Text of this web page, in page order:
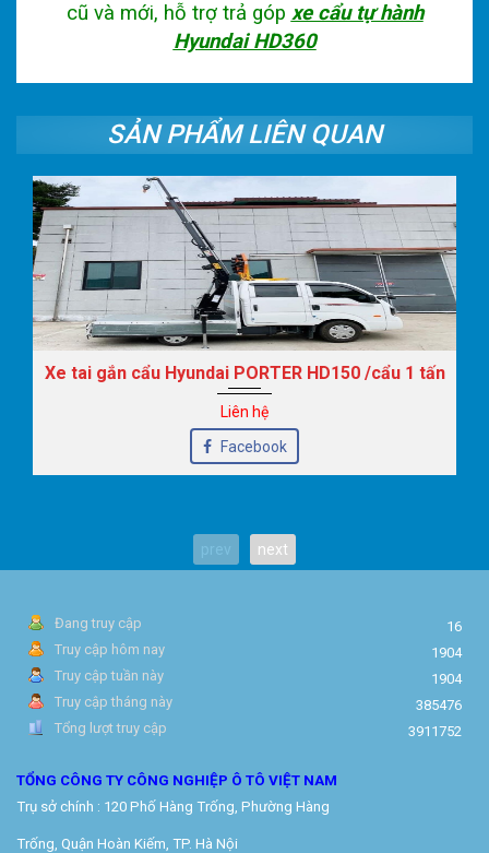
cũ và mới, hỗ trợ trả góp xe cẩu tự hành
Hyundai HD360
SẢN PHẨM LIÊN QUAN
Xe tai gắn cẩu Hyundai PORTER HD150 /cẩu 1 tấn
Liên hệ
Facebook
next
Đang truy cập
16
Truy cập hôm nay
1904
Truy cập tuần này
1904
Truy cập tháng này
385476
Tổng lượt truy cập
3911752
TỔNG CÔNG TY CÔNG NGHIỆP Ô TÔ VIỆT NAM
Trụ sở chính : 120 Phố Hàng Trống, Phường Hàng
Trống, Quận Hoàn Kiếm, TP. Hà Nội